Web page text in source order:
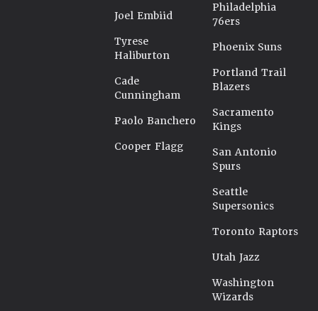
Joel Embiid
Tyrese
Haliburton
Cade
Cunningham
Paolo Banchero
Cooper Flagg
Philadelphia
76ers
Phoenix Suns
Portland Trail
Blazers
Sacramento
Kings
San Antonio
Spurs
Seattle
Supersonics
Toronto Raptors
Utah Jazz
Washington
Wizards